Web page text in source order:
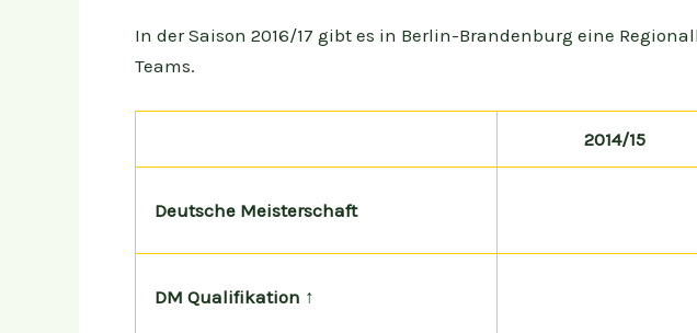
In der Saison 2016/17 gibt es in Berlin-Brandenburg eine
Teams.
2014/15
Deutsche Meisterschaft
DM Qualifikation ↑